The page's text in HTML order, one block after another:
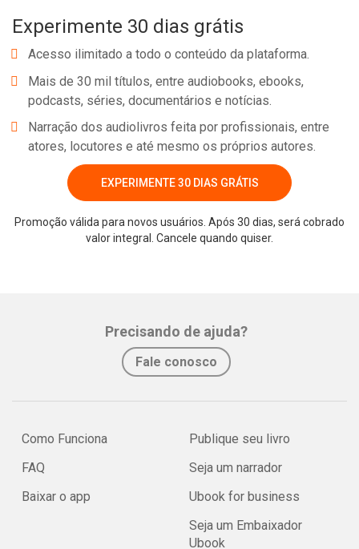
Experimente 30 dias grátis
Acesso ilimitado a todo o conteúdo da plataforma.
Mais de 30 mil títulos, entre audiobooks, ebooks,
podcasts, séries, documentários e notícias.
Narração dos audiolivros feita por profissionais, entre
atores, locutores e até mesmo os próprios autores.
EXPERIMENTE 30 DIAS GRÁTIS
Promoção válida para novos usuários. Após 30 dias, será cobrado
valor integral. Cancele quando quiser.
Precisando de ajuda?
Fale conosco
Como Funciona
FAQ
Baixar o app
Publique seu livro
Seja um narrador
Ubook for business
Seja um Embaixador
Ubook
Whatsapp Facebook Twitter